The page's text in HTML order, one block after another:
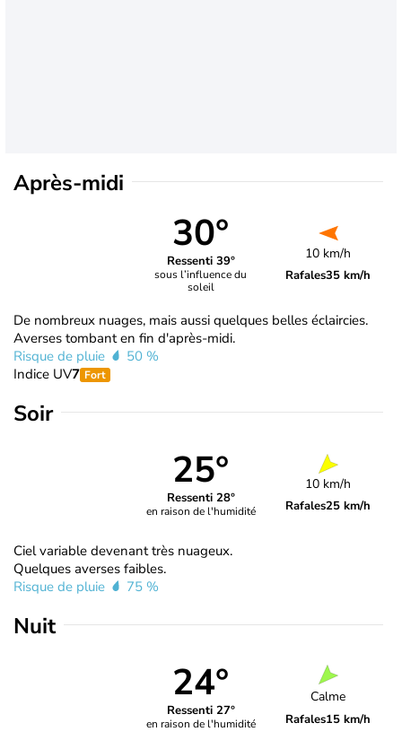
Après-midi
30°
Ressenti 39°
sous l’influence du
soleil
10 km/h
Rafales35 km/h
De nombreux nuages, mais aussi quelques belles éclaircies.
Averses tombant en fin d'après-midi.
Risque de pluie
50 %
Indice UV7 Fort
Soir
25°
Ressenti 28°
en raison de l'humidité
10 km/h
Rafales25 km/h
Ciel variable devenant très nuageux.
Quelques averses faibles.
Risque de pluie
75 %
Nuit
24°
Ressenti 27°
en raison de l'humidité
Calme
Rafales15 km/h